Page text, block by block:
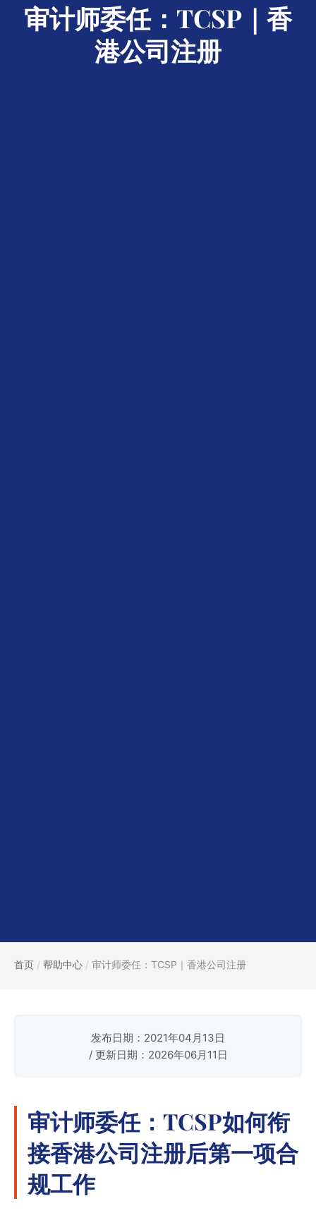
审计师委任：TCSP｜香
港公司注册
首页 / 帮助中心 / 审计师委任：TCSP｜香港公司注册
发布日期：2021年04月13日
/ 更新日期：2026年06月11日
审计师委任：TCSP如何衔
接香港公司注册后第一项合
规工作